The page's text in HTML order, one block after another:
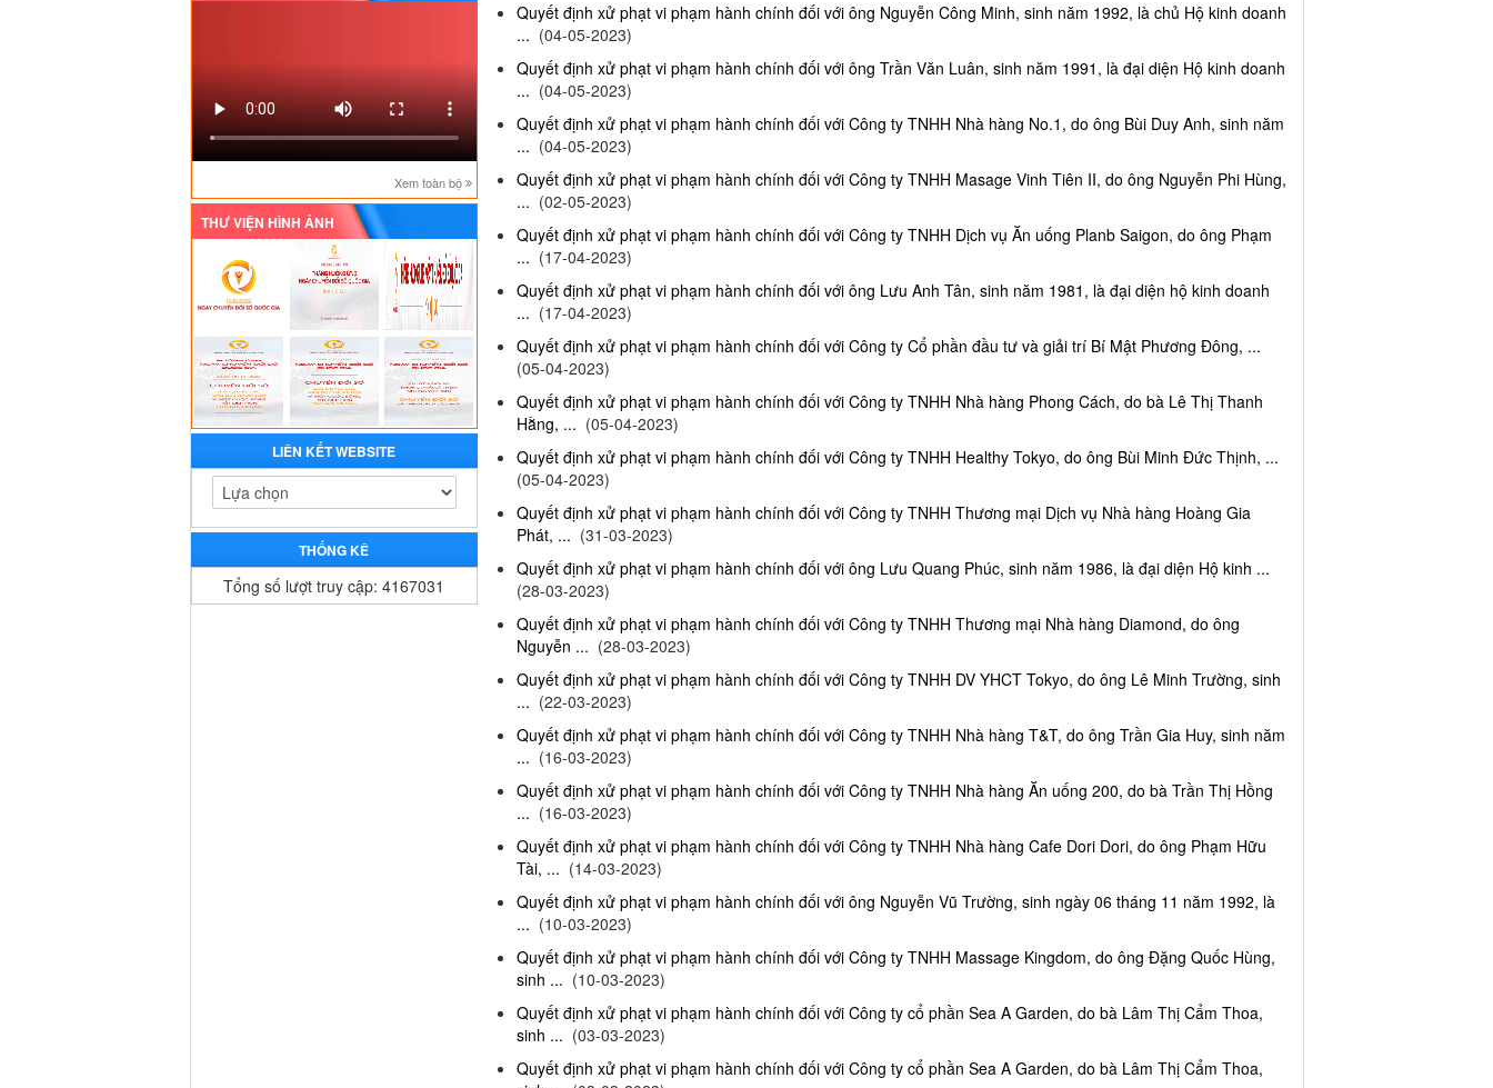
Xem toàn bộ
THƯ VIỆN HÌNH ẢNH
LIÊN KẾT WEBSITE
THỐNG KÊ
Tổng số lượt truy cập: 4167031
Quyết định xử phạt vi phạm hành chính đối với ông Nguyễn Công Minh, sinh năm 1992, là chủ Hộ kinh doanh
... (04-05-2023)
Quyết định xử phạt vi phạm hành chính đối với ông Trần Văn Luân, sinh năm 1991, là đại diện Hộ kinh doanh
... (04-05-2023)
Quyết định xử phạt vi phạm hành chính đối với Công ty TNHH Nhà hàng No.1, do ông Bùi Duy Anh, sinh năm
... (04-05-2023)
Quyết định xử phạt vi phạm hành chính đối với Công ty TNHH Masage Vinh Tiên II, do ông Nguyễn Phi Hùng,
... (02-05-2023)
Quyết định xử phạt vi phạm hành chính đối với Công ty TNHH Dịch vụ Ăn uống Planb Saigon, do ông Phạm
... (17-04-2023)
Quyết định xử phạt vi phạm hành chính đối với ông Lưu Anh Tân, sinh năm 1981, là đại diện hộ kinh doanh
... (17-04-2023)
Quyết định xử phạt vi phạm hành chính đối với Công ty Cổ phần đầu tư và giải trí Bí Mật Phương Đông, ...
(05-04-2023)
Quyết định xử phạt vi phạm hành chính đối với Công ty TNHH Nhà hàng Phong Cách, do bà Lê Thị Thanh
Hằng, ... (05-04-2023)
Quyết định xử phạt vi phạm hành chính đối với Công ty TNHH Healthy Tokyo, do ông Bùi Minh Đức Thịnh, ...
(05-04-2023)
Quyết định xử phạt vi phạm hành chính đối với Công ty TNHH Thương mại Dịch vụ Nhà hàng Hoàng Gia
Phát, ... (31-03-2023)
Quyết định xử phạt vi phạm hành chính đối với ông Lưu Quang Phúc, sinh năm 1986, là đại diện Hộ kinh ...
(28-03-2023)
Quyết định xử phạt vi phạm hành chính đối với Công ty TNHH Thương mại Nhà hàng Diamond, do ông
Nguyễn ... (28-03-2023)
Quyết định xử phạt vi phạm hành chính đối với Công ty TNHH DV YHCT Tokyo, do ông Lê Minh Trường, sinh
... (22-03-2023)
Quyết định xử phạt vi phạm hành chính đối với Công ty TNHH Nhà hàng T&T, do ông Trần Gia Huy, sinh năm
... (16-03-2023)
Quyết định xử phạt vi phạm hành chính đối với Công ty TNHH Nhà hàng Ăn uống 200, do bà Trần Thị Hồng
... (16-03-2023)
Quyết định xử phạt vi phạm hành chính đối với Công ty TNHH Nhà hàng Cafe Dori Dori, do ông Phạm Hữu
Tài, ... (14-03-2023)
Quyết định xử phạt vi phạm hành chính đối với ông Nguyễn Vũ Trường, sinh ngày 06 tháng 11 năm 1992, là
... (10-03-2023)
Quyết định xử phạt vi phạm hành chính đối với Công ty TNHH Massage Kingdom, do ông Đặng Quốc Hùng,
sinh ... (10-03-2023)
Quyết định xử phạt vi phạm hành chính đối với Công ty cổ phần Sea A Garden, do bà Lâm Thị Cẩm Thoa,
sinh ... (03-03-2023)
Quyết định xử phạt vi phạm hành chính đối với Công ty cổ phần Sea A Garden, do bà Lâm Thị Cẩm Thoa,